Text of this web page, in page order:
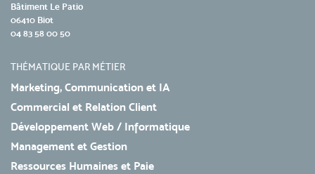
Bâtiment Le Patio
06410 Biot
04 83 58 00 50
THÉMATIQUE PAR MÉTIER
Marketing, Communication et IA
Commercial et Relation Client
Développement Web / Informatique
Management et Gestion
Ressources Humaines et Paie